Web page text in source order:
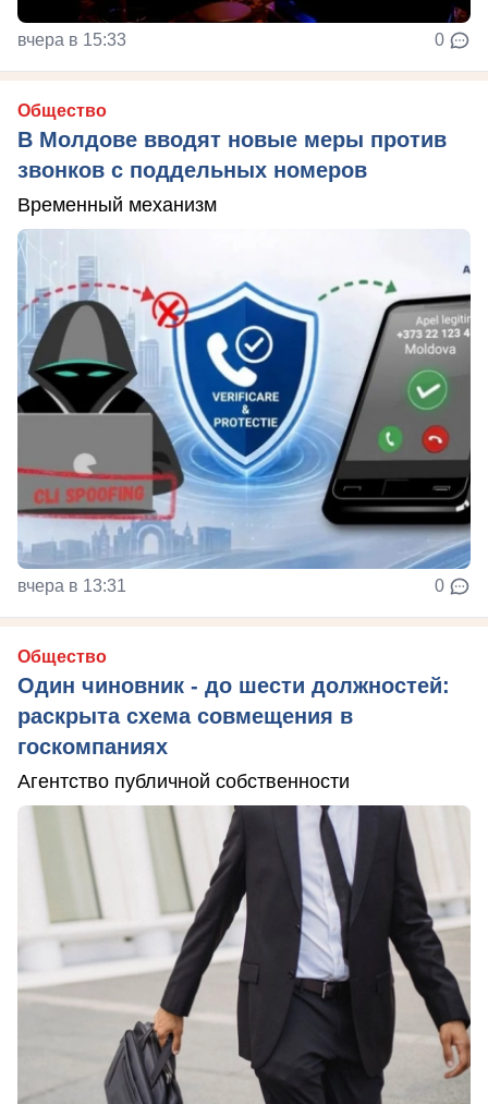
вчера в 15:33 0
Общество
В Молдове вводят новые меры против
звонков с поддельных номеров
Временный механизм
вчера в 13:31 0
Общество
Один чиновник - до шести должностей:
раскрыта схема совмещения в
госкомпаниях
Агентство публичной собственности